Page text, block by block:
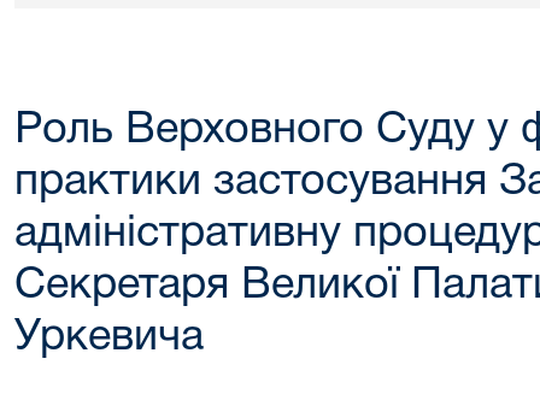
Роль Верховного Суду у
практики застосування
адміністративну
Секретаря Великої
Уркевича